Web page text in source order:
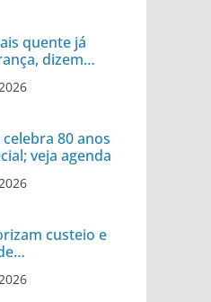
quente já
dizem
80 anos
veja agenda
custeio e
Cresol